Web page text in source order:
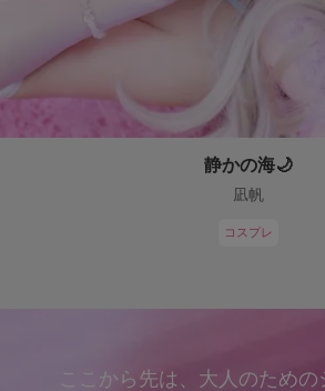
静かの海🌙
凪帆
コスプレ
ここから先は、大人のための